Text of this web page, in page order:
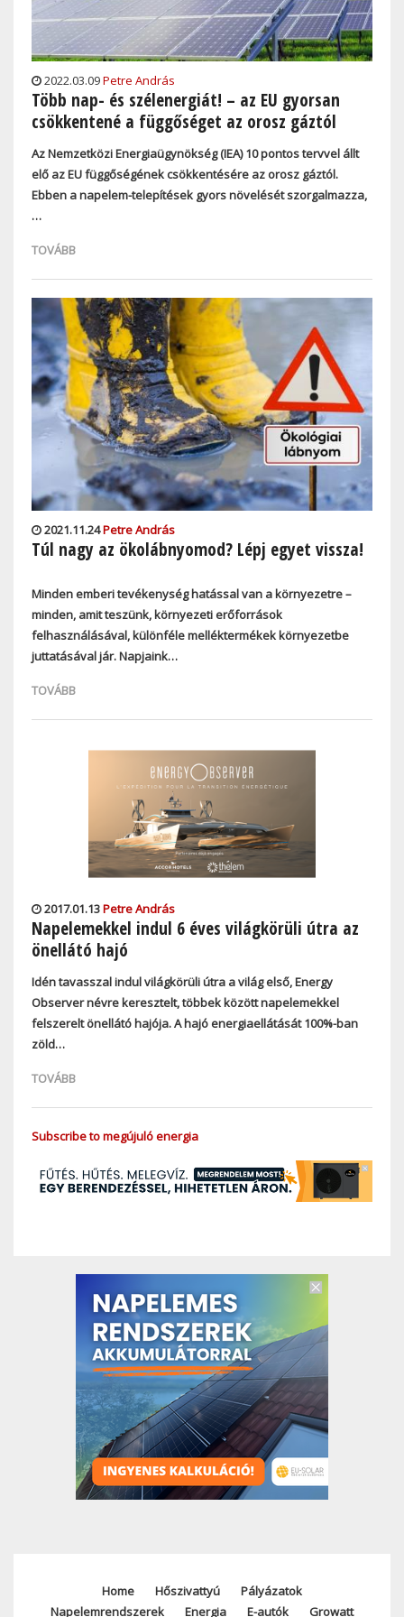
2022.03.09Petre András
Több nap- és szélenergiát! – az EU gyorsan
csökkentené a függőséget az orosz gáztól
Az Nemzetközi Energiaügynökség (IEA) 10 pontos tervvel állt
elő az EU függőségének csökkentésére az orosz gáztól.
Ebben a napelem-telepítések gyors növelését szorgalmazza,
…
TOVÁBB
2021.11.24Petre András
Túl nagy az ökolábnyomod? Lépj egyet vissza!
Minden emberi tevékenység hatással van a környezetre –
minden, amit teszünk, környezeti erőforrások
felhasználásával, különféle melléktermékek környezetbe
juttatásával jár. Napjaink…
TOVÁBB
2017.01.13Petre András
Napelemekkel indul 6 éves világkörüli útra az
önellátó hajó
Idén tavasszal indul világkörüli útra a világ első, Energy
Observer névre keresztelt, többek között napelemekkel
felszerelt önellátó hajója. A hajó energiaellátását 100%-ban
zöld…
TOVÁBB
Subscribe to megújuló energia
Footer
Home Hőszivattyú
Pályázatok
Napelemrendszerek
Energia E-autók Growatt